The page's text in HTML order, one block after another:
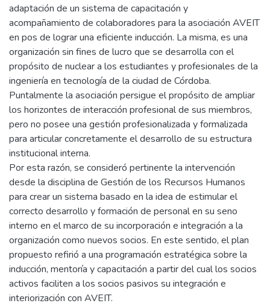
adaptación de un sistema de capacitación y
acompañamiento de colaboradores para la asociación AVEIT
en pos de lograr una eficiente inducción. La misma, es una
organización sin fines de lucro que se desarrolla con el
propósito de nuclear a los estudiantes y profesionales de la
ingeniería en tecnología de la ciudad de Córdoba.
Puntalmente la asociación persigue el propósito de ampliar
los horizontes de interacción profesional de sus miembros,
pero no posee una gestión profesionalizada y formalizada
para articular concretamente el desarrollo de su estructura
institucional interna.
Por esta razón, se consideró pertinente la intervención
desde la disciplina de Gestión de los Recursos Humanos
para crear un sistema basado en la idea de estimular el
correcto desarrollo y formación de personal en su seno
interno en el marco de su incorporación e integración a la
organización como nuevos socios. En este sentido, el plan
propuesto refirió a una programación estratégica sobre la
inducción, mentoría y capacitación a partir del cual los socios
activos faciliten a los socios pasivos su integración e
interiorización con AVEIT.